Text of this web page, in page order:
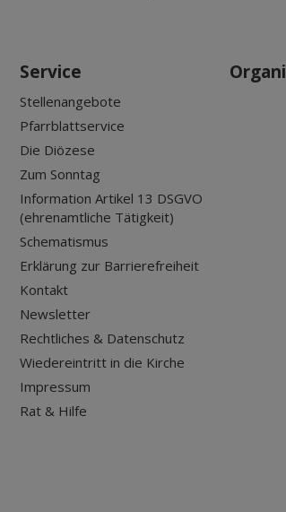
Service
Stellenangebote
Pfarrblattservice
Die Diözese
Zum Sonntag
Information Artikel 13 DSGVO
(ehrenamtliche Tätigkeit)
Schematismus
Erklärung zur Barrierefreiheit
Kontakt
Newsletter
Rechtliches & Datenschutz
Wiedereintritt in die Kirche
Impressum
Rat & Hilfe